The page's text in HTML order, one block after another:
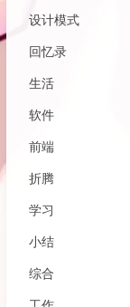
设计模式
回忆录
生活
软件
前端
折腾
学习
小结
综合